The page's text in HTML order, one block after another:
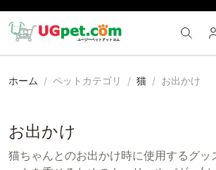
ホーム ペットカテゴリ 猫 お出かけ
お出かけ
猫ちゃんとのお出かけ時に使用するグッ